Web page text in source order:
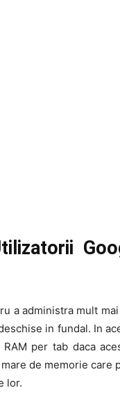
a administra mult
in fundal. In
per tab daca
de memorie care
lor.